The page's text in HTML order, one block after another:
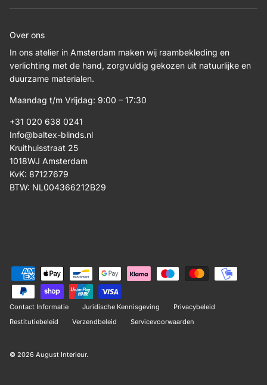
Over ons
In ons atelier in Amsterdam maken wij raambekleding en
verlichting met de hand, zorgvuldig gekozen uit natuurlijke en
duurzame materialen.
Maandag t/m Vrijdag: 9:00 – 17:30
+31 020 638 0241
Info@baltex-blinds.nl
Kruithuisstraat 25
1018WJ Amsterdam
KvK: 87127679
BTW: NL004366212B29
Contact Informatie Juridische Kennisgeving
Privacybeleid
Restitutiebeleid
Verzendbeleid Servicevoorwaarden
© 2026 August Interieur.